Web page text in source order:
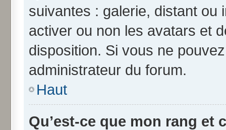
suivantes : galerie, distant ou
activer ou non les avatars et
disposition. Si vous ne
administrateur du forum.
Haut
Qu’est-ce que mon rang et